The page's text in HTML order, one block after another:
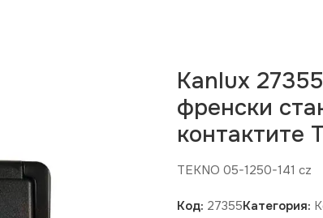
Kanlux
френски
контактите
TEKNO 05-1250-141 cz
Код: 27355Категория: